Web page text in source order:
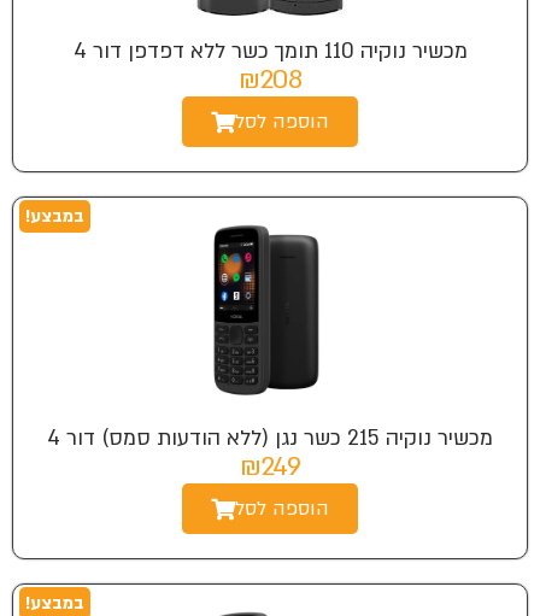
מכשיר נוקיה 110 תומך כשר ללא דפדפן דור 4
₪208
הוספה לסל
במבצע!
מכשיר נוקיה 215 כשר נגן (ללא הודעות סמס) דור 4
₪249
הוספה לסל
במבצע!